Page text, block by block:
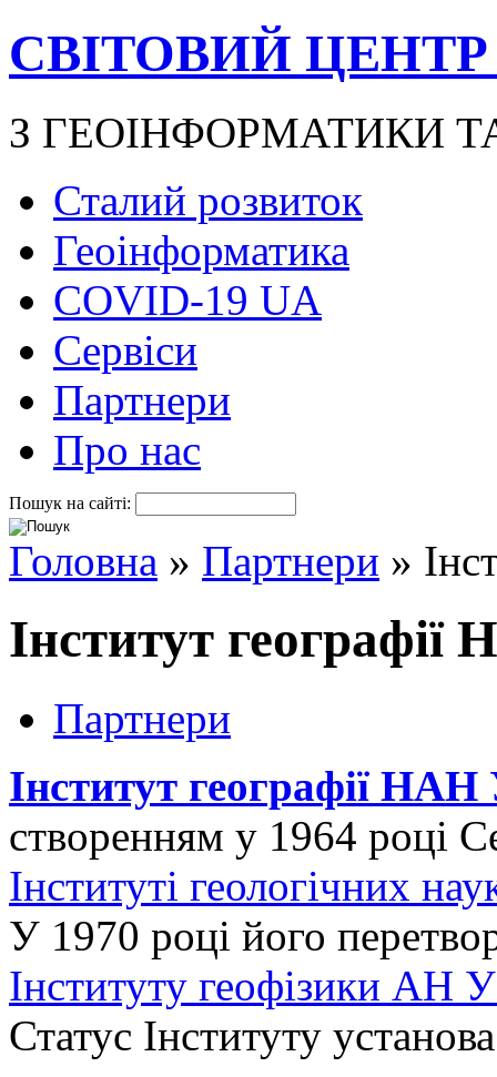
СВІТОВИЙ
З ГЕОІНФОРМАТИКИ
Сталий розвиток
Геоінформатика
COVID-19 UA
Сервіси
Партнери
Про нас
Пошук на сайті:
Головна » Партнери »
Iнститут
Партнери
Iнститут географії НАН
створенням у 1964 році
Інституті геологічних
У 1970 році його
Інституту геофізики АН
Статус Інституту